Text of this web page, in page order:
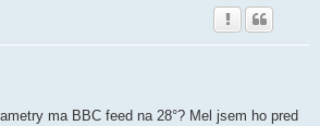
ma BBC feed na 28°? Mel jsem ho pred